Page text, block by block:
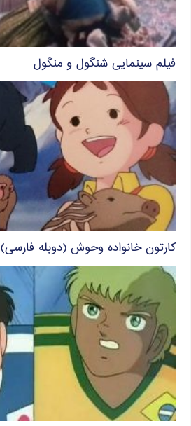
فیلم سینمایی شنگول و منگول
کارتون خانواده وحوش (دوبله فارسی)